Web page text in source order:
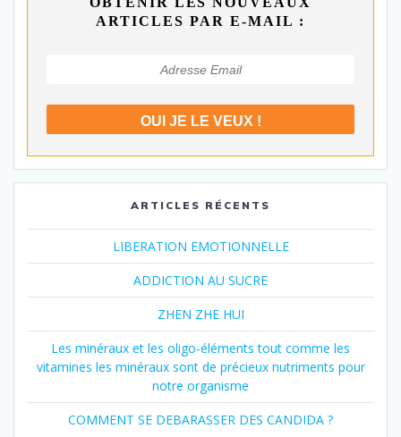
ARTICLES PAR E-MAIL :
ARTICLES RÉCENTS
LIBERATION EMOTIONNELLE
ADDICTION AU SUCRE
ZHEN ZHE HUI
Les minéraux et les oligo-éléments tout comme les
vitamines les minéraux sont de précieux nutriments pour
notre organisme
COMMENT SE DEBARASSER DES CANDIDA ?